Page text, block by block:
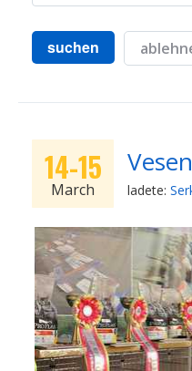
suchen
14-15
March ladete: